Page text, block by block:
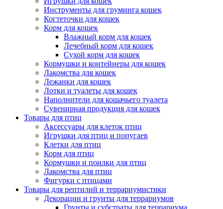
Инструменты для груминга кошек
Когтеточки для кошек
Корм для кошек
Влажный корм для кошек
Лечебный корм для кошек
Сухой корм для кошек
Кормушки и контейнеры для кошек
Лакомства для кошек
Лежанки для кошек
Лотки и туалеты для кошек
Наполнители для кошачьего туалета
Сувенирная продукция для кошек
Товары для птиц
Аксессуары для клеток птиц
Игрушки для птиц и попугаев
Клетки для птиц
Корм для птиц
Кормушки и поилки для птиц
Лакомства для птиц
Фигурки с птицами
Товары для рептилий и террариумистики
Декорации и грунты для террариумов
Грунты и субстраты для террариума